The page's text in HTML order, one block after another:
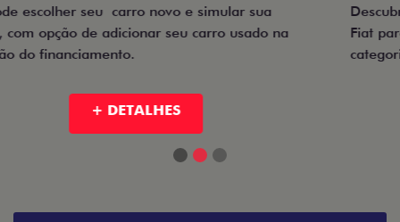
Descubra as melhores soluções e descontos em um novo
Fiat para empresas, produtores rurais, taxistas e outras
categorias de negócios.
+ DETALHES